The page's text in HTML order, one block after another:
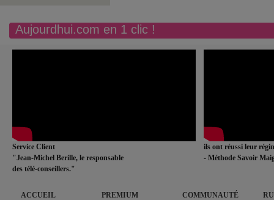
Aujourdhui.com en 1 clic !
Service Client
"Jean-Michel Berille, le responsable
des télé-conseillers."
ils ont réussi leur
- Méthode Savoir
ACCUEIL PREMIUM COMMUNAUTÉ